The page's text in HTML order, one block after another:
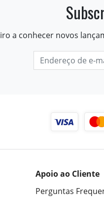
a conhecer novos
Apoio ao Cliente
Perguntas